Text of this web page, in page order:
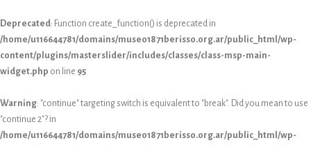
Deprecated: Function create_function() is deprecated in
/home/u116644781/domains/museo1871berisso.org.ar/public_html/wp-
content/plugins/masterslider/includes/classes/class-msp-main-
widget.php on line 95
Warning: "continue" targeting switch is equivalent to "break". Did you mean to use
"continue 2"? in
/home/u116644781/domains/museo1871berisso.org.ar/public_html/wp-